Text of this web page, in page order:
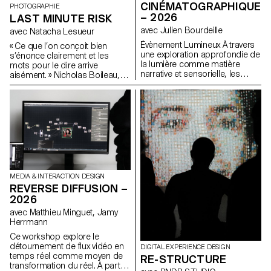
pas d’autres facettes à travers
lesquelles communiquer et
quels pourraient être les
nouveaux langages graphiques
et typographiques pour les
représenter ?
PHOTOGRAPHIE
LAST MINUTE RISK
avec Natacha Lesueur
« Ce que l’on conçoit bien
s’énonce clairement et les
mots pour le dire arrive
aisément. » Nicholas Boileau,
l’art poétique. A l’heure où les
dernière année de formation à
l’ECAL, alors que leurs intérêts
et méthodes se dessinent, il
s’agit de profiter de ce dernier
projet pour remettre en cause
ses propres règles, acquis, et
influences, de ne pas s’en
satisfaire et de prendre des
risques.
CINÉMATOGRAPHIQUE
– 2026
avec Julien Bourdeille
Évènement Lumineux À travers
une exploration approfondie de
la lumière comme matière
narrative et sensorielle, les
étudiants de première année
ont réalisé un film au format
court sur le thème « Événement
lumineux ». Ce projet les amène
à apprendre à mener un projet
audiovisuel complet tout en
s’appropriant les outils de
tournage, de cadrage et de
mouvement caméra.
MEDIA & INTERACTION DESIGN
REVERSE DIFFUSION –
2026
avec Matthieu Minguet, Jamy
Herrmann
Ce workshop explore le
détournement de flux vidéo en
temps réel comme moyen de
transformation du réel. À partir
DIGITAL EXPERIENCE DESIGN
RE-STRUCTURE